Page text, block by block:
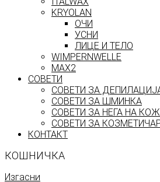
KRYOLAN
ОЧИ
УСНИ
ЛИЦЕ И ТЕЛО
WIMPERNWELLE
MAX2
СОВЕТИ
СОВЕТИ ЗА
СОВЕТИ ЗА ШМИНКА
СОВЕТИ ЗА НЕГА НА
СОВЕТИ ЗА
КОНТАКТ
КОШНИЧКА
Изгасни